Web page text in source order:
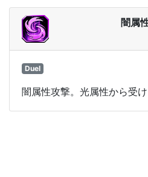
闇属
Duel
闇属性攻撃。光属性から受け